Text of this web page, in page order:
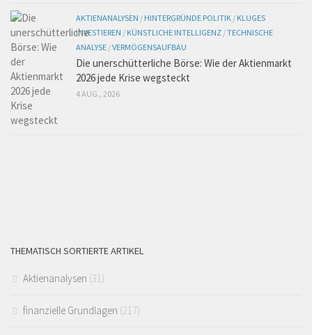
AKTIENANALYSEN / HINTERGRÜNDE POLITIK / KLUGES
INVESTIEREN / KÜNSTLICHE INTELLIGENZ /TECHNISCHE
ANALYSE /VERMÖGENSAUFBAU
Die unerschütterliche Börse: Wie der Aktienmarkt
2026 jede Krise wegsteckt
4 AUG., 2026
THEMATISCH SORTIERTE ARTIKEL
Aktienanalysen (31)
finanzielle Grundlagen (217)